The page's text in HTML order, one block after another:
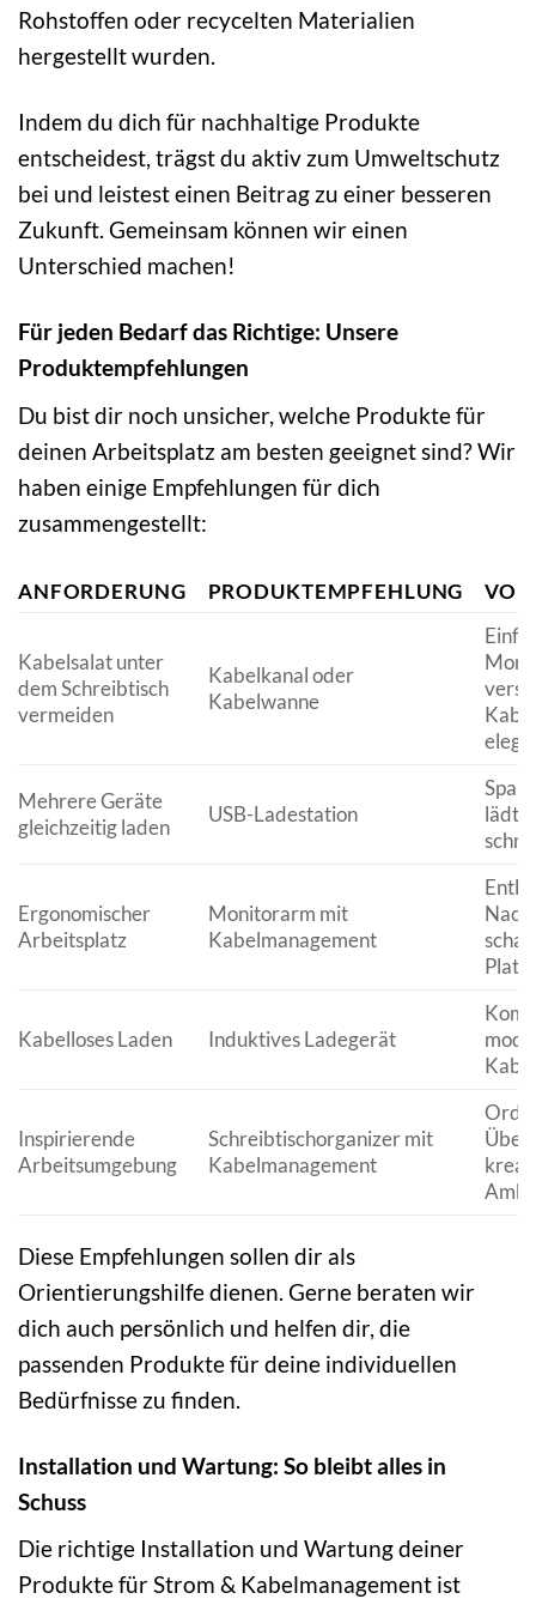
Rohstoffen oder recycelten Materialien
hergestellt wurden.
Indem du dich für nachhaltige Produkte
entscheidest, trägst du aktiv zum Umweltschutz
bei und leistest einen Beitrag zu einer besseren
Zukunft. Gemeinsam können wir einen
Unterschied machen!
Für jeden Bedarf das Richtige: Unsere
Produktempfehlungen
Du bist dir noch unsicher, welche Produkte für
deinen Arbeitsplatz am besten geeignet sind? Wir
haben einige Empfehlungen für dich
zusammengestellt:
ANFORDERUNG PRODUKTEMPFEHLUNG
Kabelsalat unter
dem Schreibtisch
vermeiden
Kabelkanal oder
Kabelwanne
Kabel
Mehrere Geräte
gleichzeitig laden
USB-Ladestation
Spart
lädt
Ergonomischer
Arbeitsplatz
Monitorarm mit
Kabelmanagement
Platz
Kabelloses Laden Induktives Ladegerät
Inspirierende
Arbeitsumgebung
Schreibtischorganizer mit
Kabelmanagement
Diese Empfehlungen sollen dir als
Orientierungshilfe dienen. Gerne beraten wir
dich auch persönlich und helfen dir, die
passenden Produkte für deine individuellen
Bedürfnisse zu finden.
Installation und Wartung: So bleibt alles in
Schuss
Die richtige Installation und Wartung deiner
Produkte für Strom & Kabelmanagement ist